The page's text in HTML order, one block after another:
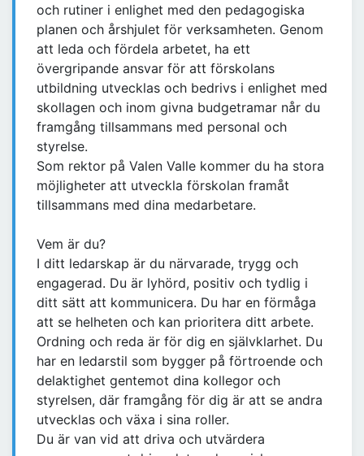
och rutiner i enlighet med den pedagogiska
planen och årshjulet för verksamheten. Genom
att leda och fördela arbetet, ha ett
övergripande ansvar för att förskolans
utbildning utvecklas och bedrivs i enlighet med
skollagen och inom givna budgetramar når du
framgång tillsammans med personal och
styrelse.
Som rektor på Valen Valle kommer du ha stora
möjligheter att utveckla förskolan framåt
tillsammans med dina medarbetare.
Vem är du?
I ditt ledarskap är du närvarade, trygg och
engagerad. Du är lyhörd, positiv och tydlig i
ditt sätt att kommunicera. Du har en förmåga
att se helheten och kan prioritera ditt arbete.
Ordning och reda är för dig en självklarhet. Du
har en ledarstil som bygger på förtroende och
delaktighet gentemot dina kollegor och
styrelsen, där framgång för dig är att se andra
utvecklas och växa i sina roller.
Du är van vid att driva och utvärdera